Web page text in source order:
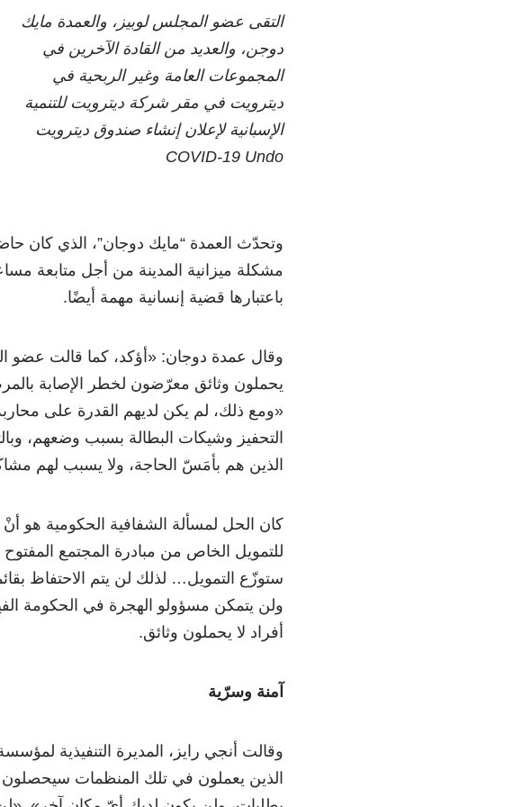
التقى عضو المجلس لوبيز، والعمدة مايك
دوجن، والعديد من القادة الآخرين في
المجموعات العامة وغير الربحية في
ديترويت في مقر شركة ديترويت للتنمية
الإسبانية لإعلان إنشاء صندوق ديترويت
COVID-19 Undo
وتحدّث العمدة “مايك دوجان”، الذي كان
مشكلة ميزانية المدينة من أجل متابعة
باعتبارها قضية إنسانية مهمة أيضًا.
وقال عمدة دوجان: «أؤكد، كما قالت عضو
يحملون وثائق معرّضون لخطر الإصابة
«ومع ذلك، لم يكن لديهم القدرة على
التحفيز وشيكات البطالة بسبب وضعهم،
الذين هم بأمَسّ الحاجة، ولا يسبب لهم
كان الحل لمسألة الشفافية الحكومية هو
للتمويل الخاص من مبادرة المجتمع
ستوزّع التمويل… لذلك لن يتم الاحتفاظ
ولن يتمكن مسؤولو الهجرة في الحكومة
أفراد لا يحملون وثائق.
آمنة وسرّية
وقالت أنجي رايز، المديرة التنفيذية
الذين يعملون في تلك المنظمات